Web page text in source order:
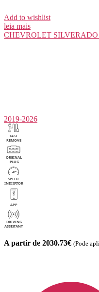
Add to wishlist
leia mais
CHEVROLET
2019-2026
A partir de 2030.73€ (Pode